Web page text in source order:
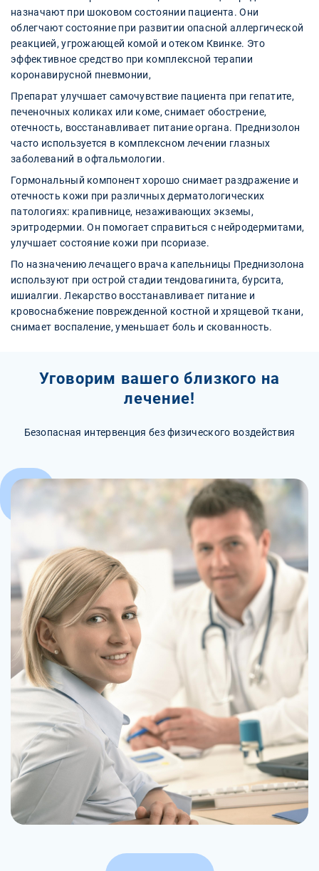
назначают при шоковом состоянии пациента. Они
облегчают состояние при развитии опасной аллергической
реакцией, угрожающей комой и отеком Квинке. Это
эффективное средство при комплексной терапии
коронавирусной пневмонии,
Препарат улучшает самочувствие пациента при гепатите,
печеночных коликах или коме, снимает обострение,
отечность, восстанавливает питание органа. Преднизолон
часто используется в комплексном лечении глазных
заболеваний в офтальмологии.
Гормональный компонент хорошо снимает раздражение и
отечность кожи при различных дерматологических
патологиях: крапивнице, незаживающих экземы,
эритродермии. Он помогает справиться с нейродермитами,
улучшает состояние кожи при псориазе.
По назначению лечащего врача капельницы Преднизолона
используют при острой стадии тендовагинита, бурсита,
ишиалгии. Лекарство восстанавливает питание и
кровоснабжение поврежденной костной и хрящевой ткани,
снимает воспаление, уменьшает боль и скованность.
Уговорим вашего близкого на
лечение!
Безопасная интервенция без физического воздействия